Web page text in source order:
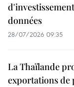
données
28/07/2026 09:35
La Thaïlande
exportations de